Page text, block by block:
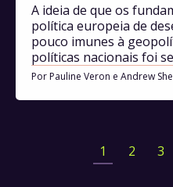
Por Pauline Veron e Andrew
A ideia de que os
política europeia de
pouco imunes à
políticas nacionais foi
1 2 3